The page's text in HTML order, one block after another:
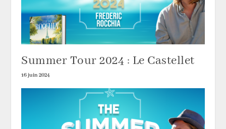
Summer Tour 2024 : Le Castellet
16 juin 2024